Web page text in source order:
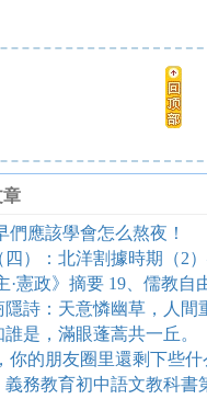
們應該學會怎么熬夜！
四）：北洋割據時期（2
·憲政》摘要 19、儒教
詩：天意憐幽草，人間
是，滿眼蓬蒿共一丘。
你的朋友圈里還剩下些什
務教育初中語文教科書